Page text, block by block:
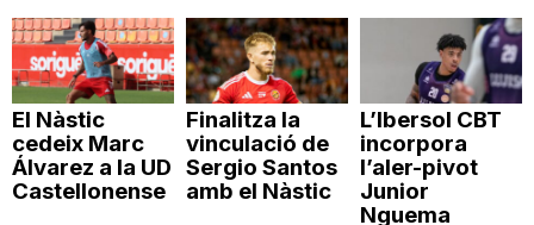
El Nàstic
cedeix Marc
Álvarez a la UD
Castellonense
Finalitza la
vinculació de
Sergio Santos
amb el Nàstic
L’Ibersol CBT
incorpora
l’aler-pivot
Junior
Nguema